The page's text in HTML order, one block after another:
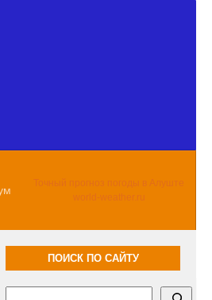
Точный прогноз погоды в Алуште
world-weather.ru
ПОИСК ПО САЙТУ